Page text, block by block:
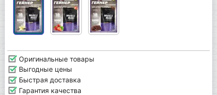
Оригинальные товары
Выгодные цены
Быстрая доставка
Гарантия качества